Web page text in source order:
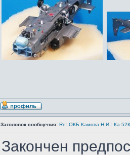
Заголовок сообщения: Re: ОКБ Камова Н.И.: Ка-
Закончен